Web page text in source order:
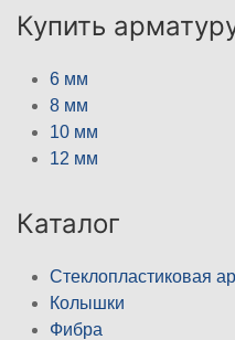
Купить
6 мм
8 мм
10 мм
12 мм
Каталог
Стеклопластиковая
Колышки
Фибра